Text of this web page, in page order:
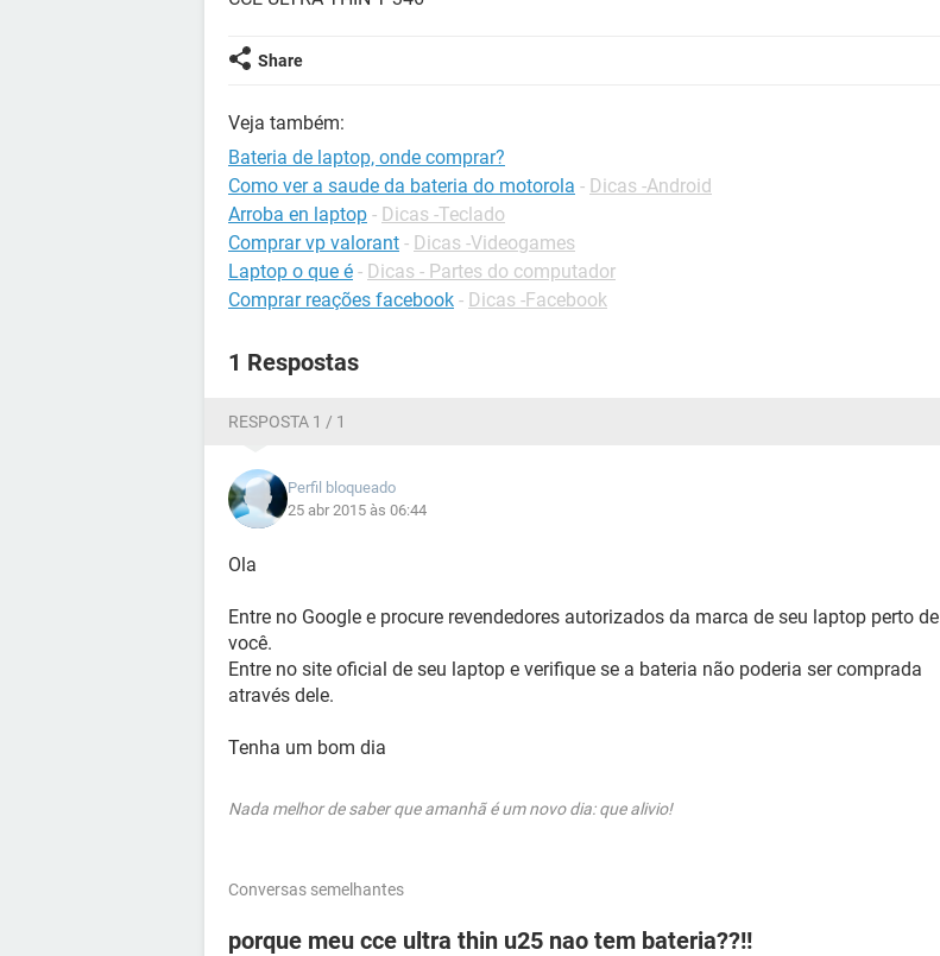
Share
Veja também:
Bateria de laptop, onde comprar?
Como ver a saude da bateria do motorola - Dicas -Android
Arroba en laptop - Dicas -Teclado
Comprar vp valorant - Dicas -Videogames
Laptop o que é - Dicas - Partes do computador
Comprar reações facebook - Dicas -Facebook
1 Respostas
RESPOSTA 1 / 1
Perfil bloqueado
25 abr 2015 às 06:44
Ola
Entre no Google e procure revendedores autorizados da marca de seu laptop perto de
você.
Entre no site oficial de seu laptop e verifique se a bateria não poderia ser comprada
através dele.
Tenha um bom dia
Nada melhor de saber que amanhã é um novo dia: que alivio!
Conversas semelhantes
porque meu cce ultra thin u25 nao tem bateria??!!